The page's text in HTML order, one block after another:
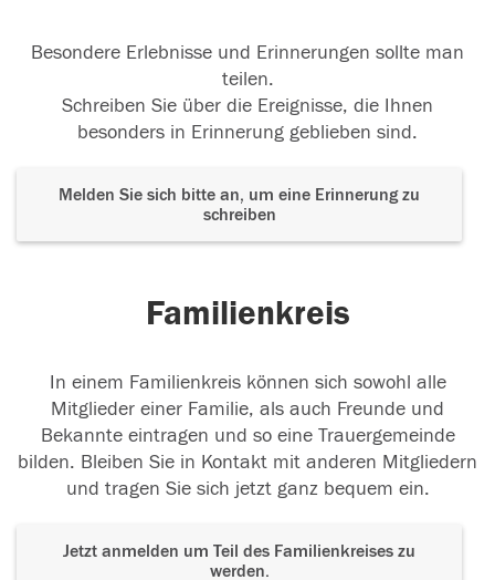
Besondere Erlebnisse und Erinnerungen sollte man
teilen.
Schreiben Sie über die Ereignisse, die Ihnen
besonders in Erinnerung geblieben sind.
Melden Sie sich bitte an, um eine Erinnerung zu
schreiben
Familienkreis
In einem Familienkreis können sich sowohl alle
Mitglieder einer Familie, als auch Freunde und
Bekannte eintragen und so eine Trauergemeinde
bilden. Bleiben Sie in Kontakt mit anderen Mitgliedern
und tragen Sie sich jetzt ganz bequem ein.
Jetzt anmelden um Teil des Familienkreises zu
werden.